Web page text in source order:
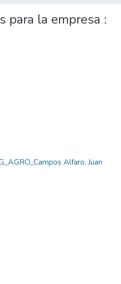
para la empresa :
Alfaro, Juan